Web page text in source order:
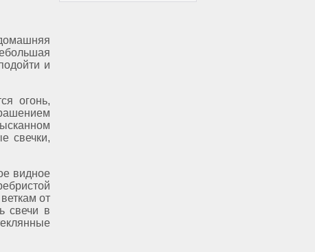
и
огонь,
свечки,
видное
от
свечи в